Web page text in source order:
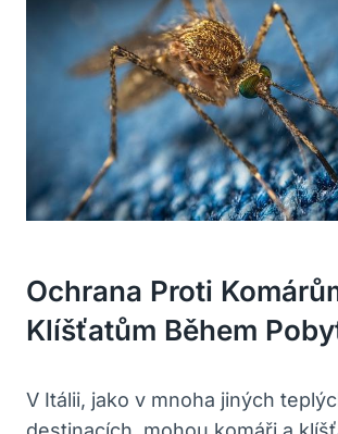
Ochrana Proti
Klíšťatům Během
V Itálii, jako v mnoha jiných